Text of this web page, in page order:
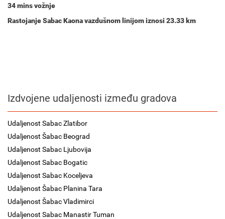
34 minsvožnje
Rastojanje Sabac Kaona vazdušnom linijom iznosi 23.33 km
Izdvojene udaljenosti između gradova
Udaljenost Sabac Zlatibor
Udaljenost Šabac Beograd
Udaljenost Sabac Ljubovija
Udaljenost Sabac Bogatic
Udaljenost Sabac Koceljeva
Udaljenost Šabac Planina Tara
Udaljenost Šabac Vladimirci
Udaljenost Sabac Manastir Tuman